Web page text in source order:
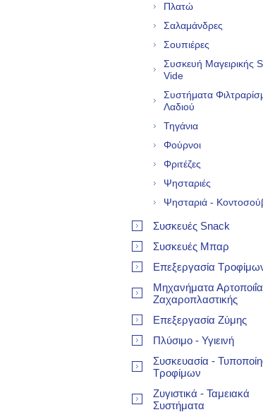
Πλατώ
Σαλαμάνδρες
Σουπιέρες
Συσκευή Μαγειρικής
Vide
Συστήματα
Λαδιού
Τηγάνια
Φούρνοι
Φριτέζες
Ψησταριές
Ψησταριά -
Συσκευές Snack
Συσκευές Μπαρ
Επεξεργασία
Μηχανήματα
Ζαχαροπλαστικής
Επεξεργασία Ζύμης
Πλύσιμο - Υγιεινή
Συσκευασία -
Τροφίμων
Ζυγιστικά - Ταμειακά
Συστήματα